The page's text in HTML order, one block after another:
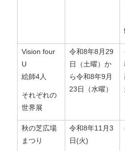
Vision four
U
絵師4人
それぞれの
世界展
令和8年8月29
日（土曜）か
ら令和8年9月
23日（水曜）
秋の芝広場
まつり
令和8年11月3
日(火)